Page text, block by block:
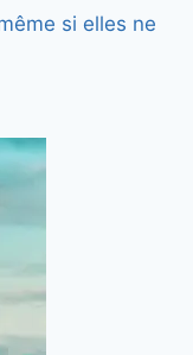
si elles ne